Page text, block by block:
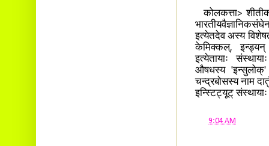
कोलकत्ता>
इत्येतदेव अस्य
केमिक्कल्,
इत्येतायाः
औषधस्य 'इन्सुलोक्'
चन्द्रबोसस्य नाम
इन्स्टिट्यूट्
9:04 AM